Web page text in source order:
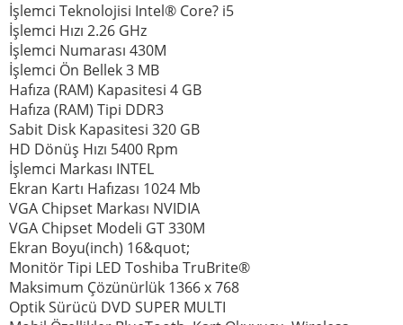
İşlemci Teknolojisi Intel® Core? i5
İşlemci Hızı 2.26 GHz
İşlemci Numarası 430M
İşlemci Ön Bellek 3 MB
Hafıza (RAM) Kapasitesi 4 GB
Hafıza (RAM) Tipi DDR3
Sabit Disk Kapasitesi 320 GB
HD Dönüş Hızı 5400 Rpm
İşlemci Markası INTEL
Ekran Kartı Hafızası 1024 Mb
VGA Chipset Markası NVIDIA
VGA Chipset Modeli GT 330M
Ekran Boyu(inch) 16&quot;
Monitör Tipi LED Toshiba TruBrite®
Maksimum Çözünürlük 1366 x 768
Optik Sürücü DVD SUPER MULTI